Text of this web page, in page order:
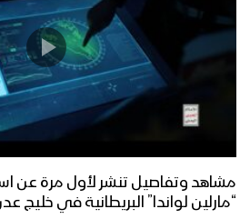
وقدوم العام الثامن
أوبريت عانق المجد –
1443هـ
مشاهد وتفاصيل تنشر لأول مرة عن
“مارلين لواندا” البريطانية في خليج